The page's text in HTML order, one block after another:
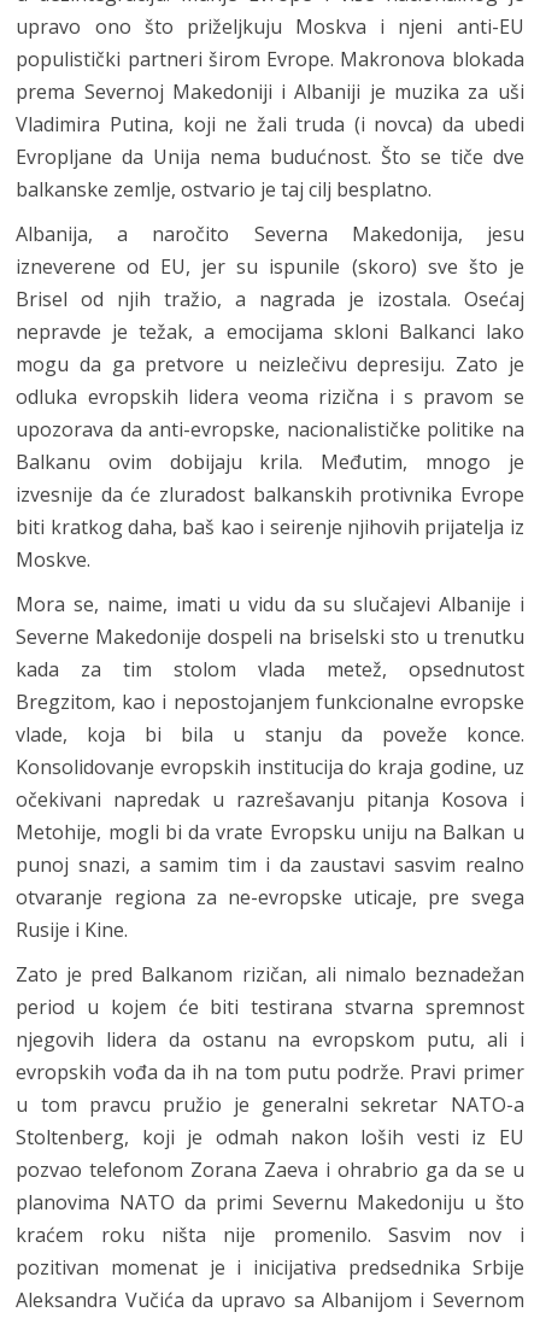
upravo ono što priželjkuju Moskva i njeni anti-EU
populistički partneri širom Evrope. Makronova blokada
prema Severnoj Makedoniji i Albaniji je muzika za uši
Vladimira Putina, koji ne žali truda (i novca) da ubedi
Evropljane da Unija nema budućnost. Što se tiče dve
balkanske zemlje, ostvario je taj cilj besplatno.
Albanija, a naročito Severna Makedonija, jesu
izneverene od EU, jer su ispunile (skoro) sve što je
Brisel od njih tražio, a nagrada je izostala. Osećaj
nepravde je težak, a emocijama skloni Balkanci lako
mogu da ga pretvore u neizlečivu depresiju. Zato je
odluka evropskih lidera veoma rizična i s pravom se
upozorava da anti-evropske, nacionalističke politike na
Balkanu ovim dobijaju krila. Međutim, mnogo je
izvesnije da će zluradost balkanskih protivnika Evrope
biti kratkog daha, baš kao i seirenje njihovih prijatelja iz
Moskve.
Mora se, naime, imati u vidu da su slučajevi Albanije i
Severne Makedonije dospeli na briselski sto u trenutku
kada za tim stolom vlada metež, opsednutost
Bregzitom, kao i nepostojanjem funkcionalne evropske
vlade, koja bi bila u stanju da poveže konce.
Konsolidovanje evropskih institucija do kraja godine, uz
očekivani napredak u razrešavanju pitanja Kosova i
Metohije, mogli bi da vrate Evropsku uniju na Balkan u
punoj snazi, a samim tim i da zaustavi sasvim realno
otvaranje regiona za ne-evropske uticaje, pre svega
Rusije i Kine.
Zato je pred Balkanom rizičan, ali nimalo beznadežan
period u kojem će biti testirana stvarna spremnost
njegovih lidera da ostanu na evropskom putu, ali i
evropskih vođa da ih na tom putu podrže. Pravi primer
u tom pravcu pružio je generalni sekretar NATO-a
Stoltenberg, koji je odmah nakon loših vesti iz EU
pozvao telefonom Zorana Zaeva i ohrabrio ga da se u
planovima NATO da primi Severnu Makedoniju u što
kraćem roku ništa nije promenilo. Sasvim nov i
pozitivan momenat je i inicijativa predsednika Srbije
Aleksandra Vučića da upravo sa Albanijom i Severnom